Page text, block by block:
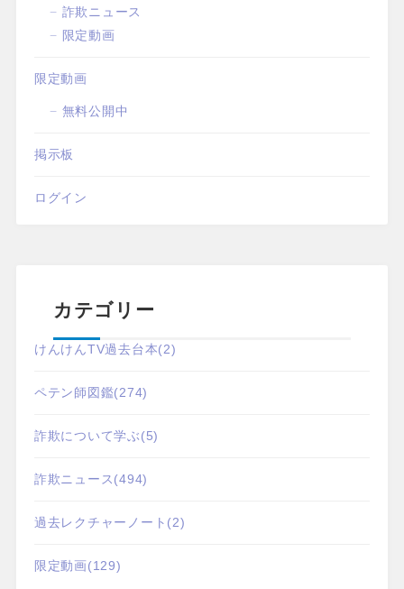
詐欺ニュース
限定動画
限定動画
無料公開中
掲示板
ログイン
カテゴリー
けんけんTV過去台本(2)
ペテン師図鑑(274)
詐欺について学ぶ(5)
詐欺ニュース(494)
過去レクチャーノート (2)
限定動画(129)